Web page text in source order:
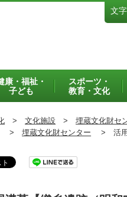
文
康・福祉・
子ども
スポーツ・
教育・文化
> 文化施設 > 埋蔵文化財セ
> 埋蔵文化財センター > 活